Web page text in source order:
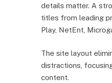
details matter. A
titles from leading
Play, NetEnt,
The site layout
distractions,
content.